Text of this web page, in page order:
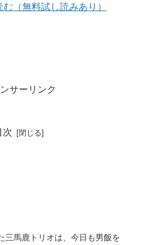
（無料試し読みあり）
サーリンク
次
三馬鹿トリオは、今日も男飯を